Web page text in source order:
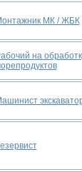
МК / ЖБК
на